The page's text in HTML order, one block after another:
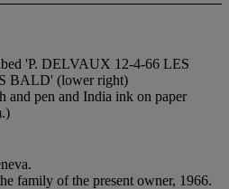
'P. DELVAUX 12-4-66 LES
BALD' (lower right)
and pen and India ink on paper
family of the present owner, 1966.